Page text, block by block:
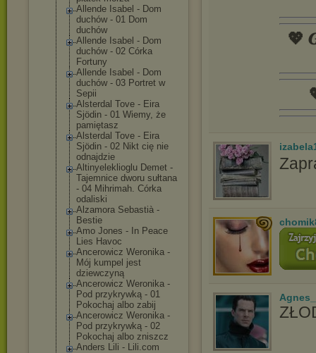
Allende Isabel - Dom
duchów - 01 Dom
duchów
Allende Isabel - Dom
duchów - 02 Córka
Fortuny
Allende Isabel - Dom
duchów - 03 Portret w
Sepii
Alsterdal Tove - Eira
Sjödin - 01 Wiemy, że
pamiętasz
Alsterdal Tove - Eira
Sjödin - 02 Nikt cię nie
odnajdzie
Altinyelekliog lu Demet -
Tajemnice dworu sułtana
- 04 Mihrimah. Córka
odaliski
Alzamora Sebastià -
Bestie
Amo Jones - In Peace
Lies Havoc
Ancerowicz Weronika -
Mój kumpel jest
dziewczyną
Ancerowicz Weronika -
Pod przykrywką - 01
Pokochaj albo zabij
Ancerowicz Weronika -
Pod przykrywką - 02
Pokochaj albo zniszcz
Anders Lili - Lili.com
💖